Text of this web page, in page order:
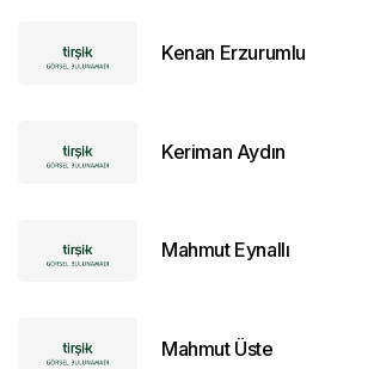
Kenan Erzurumlu
Keriman Aydın
Mahmut Eynallı
Mahmut Üste